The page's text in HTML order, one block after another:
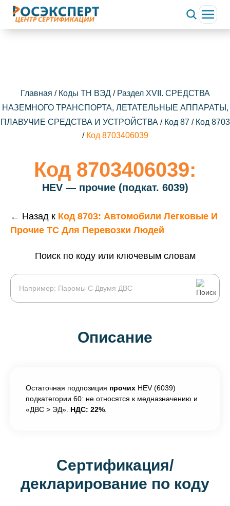
Главная / Коды ТН ВЭД/ Раздел XVII. СРЕДСТВА
НАЗЕМНОГО ТРАНСПОРТА, ЛЕТАТЕЛЬНЫЕ АППАРАТЫ,
ПЛАВУЧИЕ СРЕДСТВА И УСТРОЙСТВА / Код 87 / Код 8703
/ Код 8703406039
Код 8703406039:
HEV — прочие (подкат. 6039)
← Назад к Код 8703: Автомобили Легковые И
Прочие ТС Для Перевозки Людей
Поиск по коду или ключевым словам
Описание
Остаточная подпозиция прочих HEV (6039)
подкатегории 60: не относятся к медназначению и
«ДВС > ЭД». НДС: 22%
Сертификация/
декларирование по коду